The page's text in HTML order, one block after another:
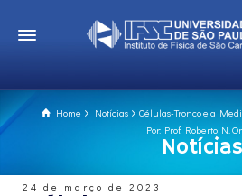
Home Notícias
Células-Tronco e a
Por: Prof. Roberto N.
Notícias
24 de março de 2023